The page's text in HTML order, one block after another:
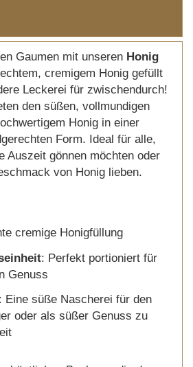
Gaumen mit unseren Honig
cremigem Honig gefüllt
Leckerei für zwischendurch!
den süßen, vollmundigen
Honig in einer
Form. Ideal für alle,
Auszeit gönnen möchten oder
von Honig lieben.
cremige Honigfüllung
: Perfekt portioniert für
Genuss
: Eine süße Nascherei für den
oder als süßer Genuss zu